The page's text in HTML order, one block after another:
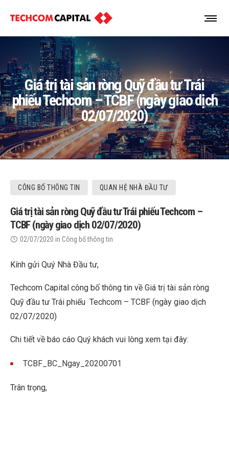
Giá trị tài sản ròng Quỹ đầu tư Trái
phiếu Techcom – TCBF (ngày giao dịch
02/07/2020)
CÔNG BỐ THÔNG TIN QUAN HỆ NHÀ ĐẦU TƯ
Giá trị tài sản ròng Quỹ đầu tư Trái phiếu Techcom –
TCBF (ngày giao dịch 02/07/2020)
02/07/2020 in Công bố thông tin
Kính gửi Quý Nhà Đầu tư,
Techcom Capital công bố thông tin về Giá trị tài sản ròng
Quỹ đầu tư Trái phiếu Techcom – TCBF (ngày giao dịch
02/07/2020)
Chi tiết về báo cáo Quý khách vui lòng xem tại đây:
TCBF_BC_Ngay_20200701
Trân trọng,